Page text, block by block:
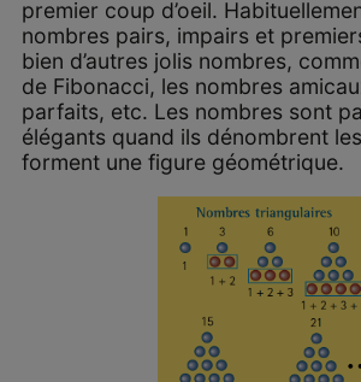
premier coup d’oeil.
nombres pairs, impairs et
bien d’autres jolis nombres,
de Fibonacci, les nombres
parfaits, etc. Les nombres sont
élégants quand ils dénombrent
forment une figure géométrique.